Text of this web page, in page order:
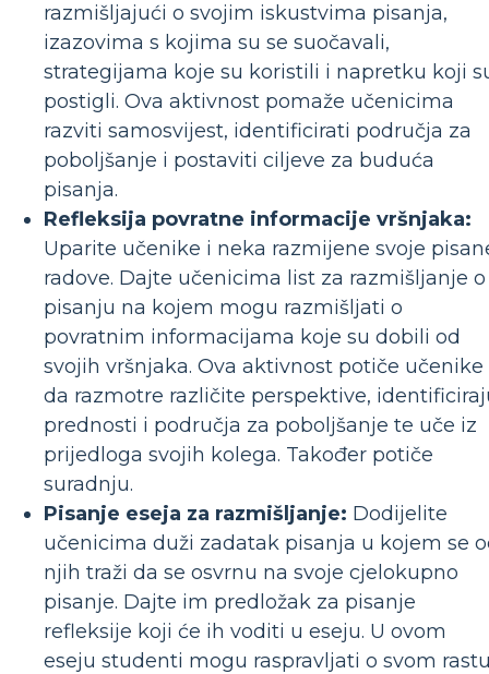
razmišljajući o svojim iskustvima pisanja,
izazovima s kojima su se suočavali,
strategijama koje su koristili i napretku koji
postigli. Ova aktivnost pomaže učenicima
razviti samosvijest, identificirati područja za
poboljšanje i postaviti ciljeve za buduća
pisanja.
Refleksija povratne informacije vršnjaka:
Uparite učenike i neka razmijene svoje
radove. Dajte učenicima list za razmišljanje o
pisanju na kojem mogu razmišljati o
povratnim informacijama koje su dobili od
svojih vršnjaka. Ova aktivnost potiče učenike
da razmotre različite perspektive,
prednosti i područja za poboljšanje te uče iz
prijedloga svojih kolega. Također potiče
suradnju.
Pisanje eseja za razmišljanje: Dodijelite
učenicima duži zadatak pisanja u kojem se
njih traži da se osvrnu na svoje cjelokupno
pisanje. Dajte im predložak za pisanje
refleksije koji će ih voditi u eseju. U ovom
eseju studenti mogu raspravljati o svom